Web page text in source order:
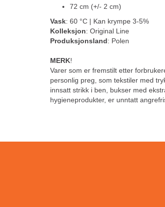
72 cm (+/- 2 cm)
Vask: 60 °C | Kan krympe 3-5%
Kolleksjon: Original Line
Produksjonsland: Polen
MERK!
Varer som er fremstilt etter
personlig preg, som tekstiler med
innsatt strikk i ben, bukser med
hygieneprodukter, er unntatt